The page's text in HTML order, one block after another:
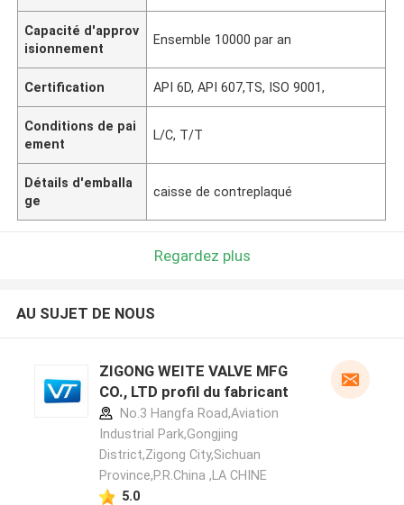
Capacité d'approv
isionnement
Ensemble 10000 par an
Certification API 6D, API 607,TS, ISO 9001,
Conditions de pai
ement
L/C, T/T
Détails d'emballa
ge
caisse de contreplaqué
Regardez plus
AU SUJET DE NOUS
ZIGONG WEITE VALVE MFG
CO., LTD profil du fabricant
No.3 Hangfa Road,Aviation
Industrial Park,Gongjing
District,Zigong City,Sichuan
Province,P.R.China ,LA CHINE
5.0